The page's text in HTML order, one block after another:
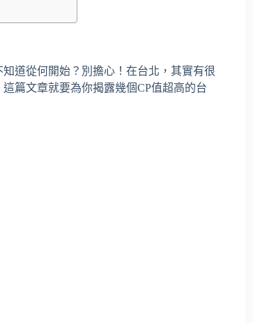
道從何開始？別擔心！在台北，其實有很
篇文章就要為你揭露幾個CP值超高的台